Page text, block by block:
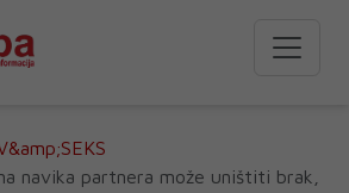
navika partnera može uništiti brak,